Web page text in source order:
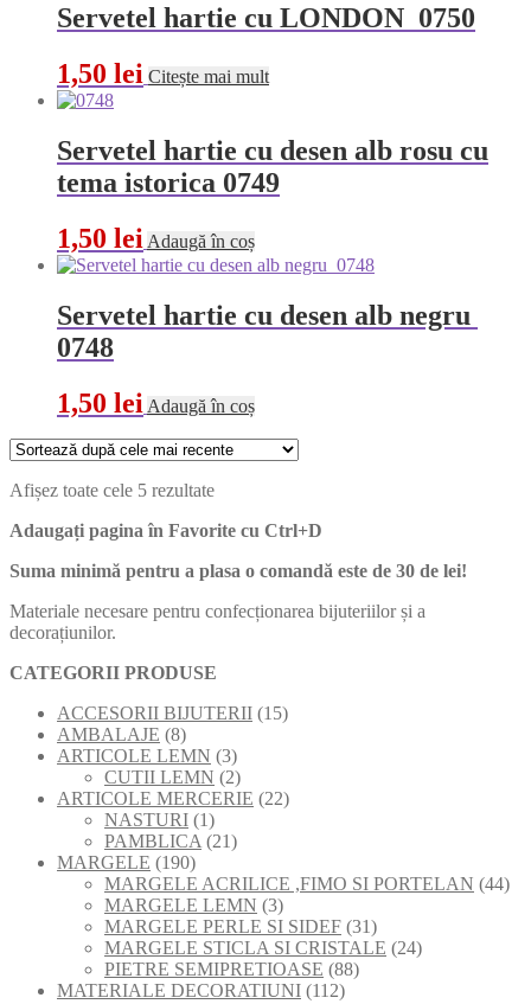
Servetel hartie cu LONDON 0750
1,50 lei Citește mai mult
Servetel hartie cu desen alb rosu cu
tema istorica 0749
1,50 lei Adaugă în coș
Servetel hartie cu desen alb negru
0748
1,50 lei Adaugă în coș
Afișez toate cele 5 rezultateSortat
cele
recente
Adaugați pagina în Favorite cu Ctrl+D
Suma minimă pentru a plasa o comandă este de 30 de lei!
Materiale necesare pentru confecționarea bijuteriilor și a
decorațiunilor.
CATEGORII PRODUSE
ACCESORII BIJUTERII 1515
AMBALAJE 88
produse
ARTICOLE LEMN 33
produse
CUTII LEMN 22
produse
ARTICOLE MERCERIE 2222
NASTURI 11
produs
PAMBLICA 2121
produse
MARGELE 190190
de
produse
MARGELE ACRILICE ,FIMO SI PORTELAN 4444
MARGELE LEMN 33
produse
MARGELE PERLE SI SIDEF 3131
de
MARGELE STICLA SI CRISTALE 2424
PIETRE SEMIPRETIOASE 8888
MATERIALE DECORATIUNI 112112